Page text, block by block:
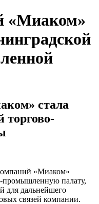
«Миаком»
стала
торгово-
«Миаком»
промышленную палату,
для дальнейшего
связей компании.